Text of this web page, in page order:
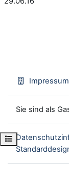
Kursindex öffnen
Sie sind als